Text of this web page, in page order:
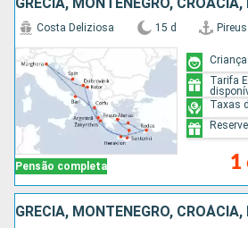
Pensão completa
Costa Deliziosa 15 d
1
Tarifa
Taxas
GRÉCIA, MONTENEGRO,